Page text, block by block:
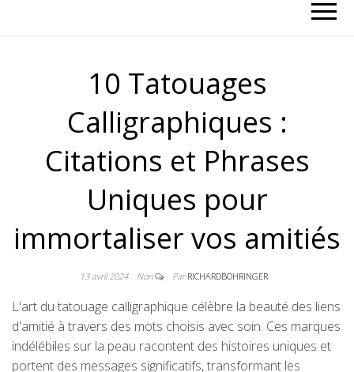
10 Tatouages
Calligraphiques :
Citations et Phrases
Uniques pour
immortaliser vos amitiés
13 avril 2024 Non ParRICHARDBOHRINGER
L'art du tatouage calligraphique célèbre la beauté des liens
d'amitié à travers des mots choisis avec soin. Ces marques
indélébiles sur la peau racontent des histoires uniques et
portent des messages significatifs, transformant les